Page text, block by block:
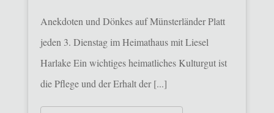
Anekdoten und Dönkes auf Münsterländer Platt
jeden 3. Dienstag im Heimathaus mit Liesel
Harlake Ein wichtiges heimatliches Kulturgut ist
die Pflege und der Erhalt der [...]